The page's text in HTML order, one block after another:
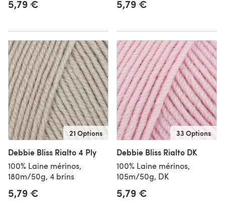
5,79 € 5,79 €
21 Options
Debbie Bliss Rialto 4 Ply
100% Laine mérinos,
180m/50g, 4 brins
5,79 €
33 Options
Debbie Bliss Rialto DK
100% Laine mérinos,
105m/50g, DK
5,79 €